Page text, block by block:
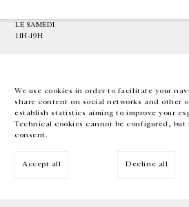
We use cookies in order to facilitate your
share content on social networks and other
establish statistics aiming to improve your
Technical cookies cannot be configured, but
consent.
Accept all Decline all
LE SAMEDI
11H-19H
EN FR 中文 Facebook Instagram
Inscrivez-vous à notre newsletter